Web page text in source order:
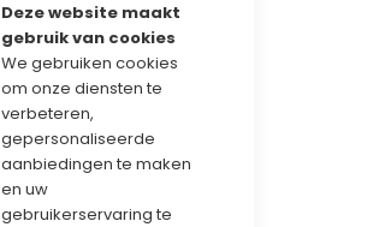
Deze website maakt
gebruik van cookies
We gebruiken cookies
om onze diensten te
verbeteren,
gepersonaliseerde
aanbiedingen te maken
en uw
gebruikerservaring te
€ 4,67
en
€ 4,64
en
€ 4,58
en